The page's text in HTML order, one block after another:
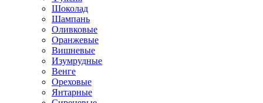
Шоколад
Шампань
Оливковые
Оранжевые
Вишневые
Изумрудные
Венге
Ореховые
Янтарные